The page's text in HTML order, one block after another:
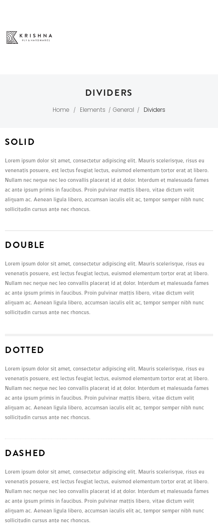
DIVIDERS
Home / Elements / General / Dividers
SOLID
Lorem ipsum dolor sit amet, consectetur adipiscing elit. Mauris scelerisque, risus eu
venenatis posuere, est lectus feugiat lectus, euismod elementum tortor erat at libero.
Nullam nec neque nec leo convallis placerat id at dolor. Interdum et malesuada fames
ac ante ipsum primis in faucibus. Proin pulvinar mattis libero, vitae dictum velit
aliquam ac. Aenean ligula libero, accumsan iaculis elit ac, tempor semper nibh nunc
sollicitudin cursus ante nec rhoncus.
DOUBLE
Lorem ipsum dolor sit amet, consectetur adipiscing elit. Mauris scelerisque, risus eu
venenatis posuere, est lectus feugiat lectus, euismod elementum tortor erat at libero.
Nullam nec neque nec leo convallis placerat id at dolor. Interdum et malesuada fames
ac ante ipsum primis in faucibus. Proin pulvinar mattis libero, vitae dictum velit
aliquam ac. Aenean ligula libero, accumsan iaculis elit ac, tempor semper nibh nunc
sollicitudin cursus ante nec rhoncus.
DOTTED
Lorem ipsum dolor sit amet, consectetur adipiscing elit. Mauris scelerisque, risus eu
venenatis posuere, est lectus feugiat lectus, euismod elementum tortor erat at libero.
Nullam nec neque nec leo convallis placerat id at dolor. Interdum et malesuada fames
ac ante ipsum primis in faucibus. Proin pulvinar mattis libero, vitae dictum velit
aliquam ac. Aenean ligula libero, accumsan iaculis elit ac, tempor semper nibh nunc
sollicitudin cursus ante nec rhoncus.
DASHED
Lorem ipsum dolor sit amet, consectetur adipiscing elit. Mauris scelerisque, risus eu
venenatis posuere, est lectus feugiat lectus, euismod elementum tortor erat at libero.
Nullam nec neque nec leo convallis placerat id at dolor. Interdum et malesuada fames
ac ante ipsum primis in faucibus. Proin pulvinar mattis libero, vitae dictum velit
aliquam ac. Aenean ligula libero, accumsan iaculis elit ac, tempor semper nibh nunc
sollicitudin cursus ante nec rhoncus.